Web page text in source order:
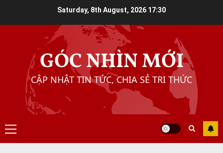
Saturday, 8th August, 2026 17:30
GÓC NHÌN MỚI
CẬP NHẬT TIN TỨC, CHIA SẺ TRI THỨC
Primary
Menu